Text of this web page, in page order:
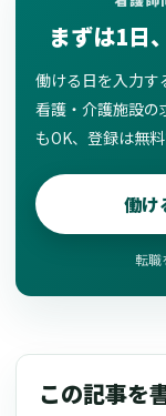
まずは1日
働ける日を入力す
看護・介護施設の
もOK、登録は無料
働け
転職
この記事を